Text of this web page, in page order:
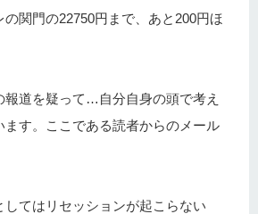
関門の22750円まで、あと200円ほ
報道を疑って…自分自身の頭で考え
ます。ここである読者からのメール
してはリセッションが起こらない